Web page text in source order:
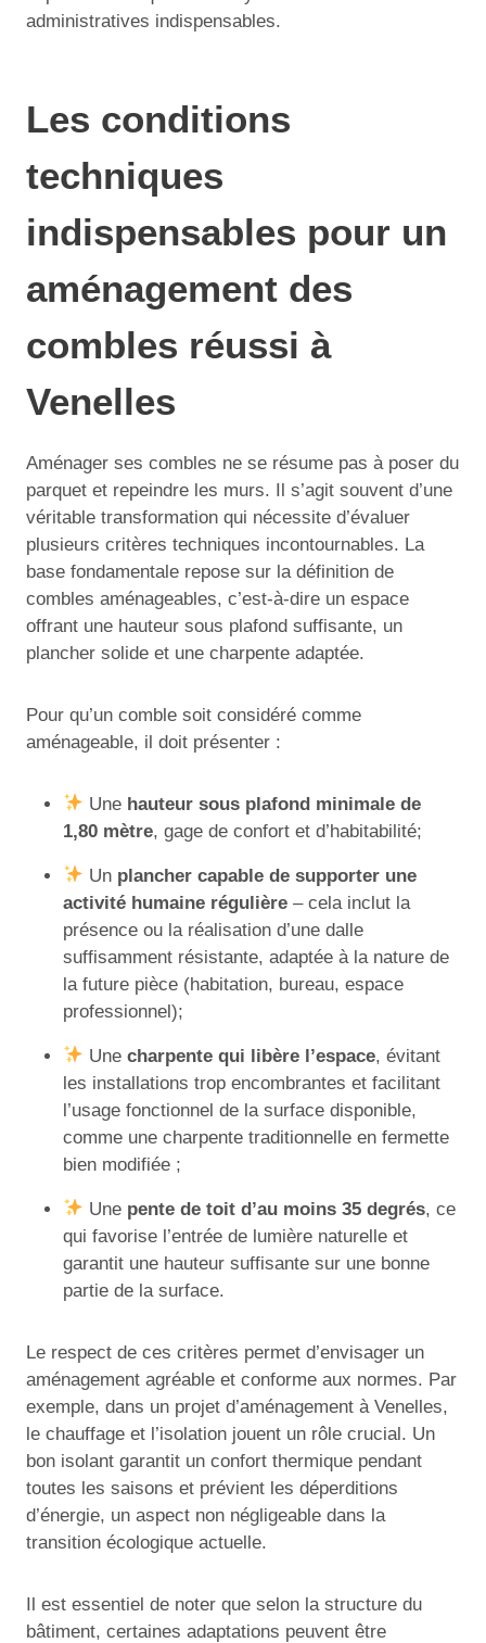
administratives indispensables.
Les conditions
techniques
indispensables pour un
aménagement des
combles réussi à
Venelles
Aménager ses combles ne se résume pas à poser du
parquet et repeindre les murs. Il s’agit souvent d’une
véritable transformation qui nécessite d’évaluer
plusieurs critères techniques incontournables. La
base fondamentale repose sur la définition de
combles aménageables, c’est-à-dire un espace
offrant une hauteur sous plafond suffisante, un
plancher solide et une charpente adaptée.
Pour qu’un comble soit considéré comme
aménageable, il doit présenter :
Une hauteur sous plafond minimale de
1,80 mètre, gage de confort et d’habitabilité;
Un plancher capable de supporter une
activité humaine régulière – cela inclut la
présence ou la réalisation d’une dalle
suffisamment résistante, adaptée à la nature de
la future pièce (habitation, bureau, espace
professionnel);
Unecharpente qui libère l’espace, évitant
les installations trop encombrantes et facilitant
l’usage fonctionnel de la surface disponible,
comme une charpente traditionnelle en fermette
bien modifiée ;
Une pente de toit d’au moins 35 degrés, ce
qui favorise l’entrée de lumière naturelle et
garantit une hauteur suffisante sur une bonne
partie de la surface.
Le respect de ces critères permet d’envisager un
aménagement agréable et conforme aux normes. Par
exemple, dans un projet d’aménagement à Venelles,
le chauffage et l’isolation jouent un rôle crucial. Un
bon isolant garantit un confort thermique pendant
toutes les saisons et prévient les déperditions
d’énergie, un aspect non négligeable dans la
transition écologique actuelle.
Il est essentiel de noter que selon la structure du
bâtiment, certaines adaptations peuvent être